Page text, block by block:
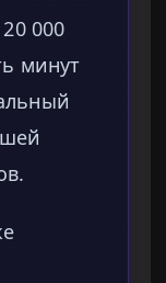
000
минут